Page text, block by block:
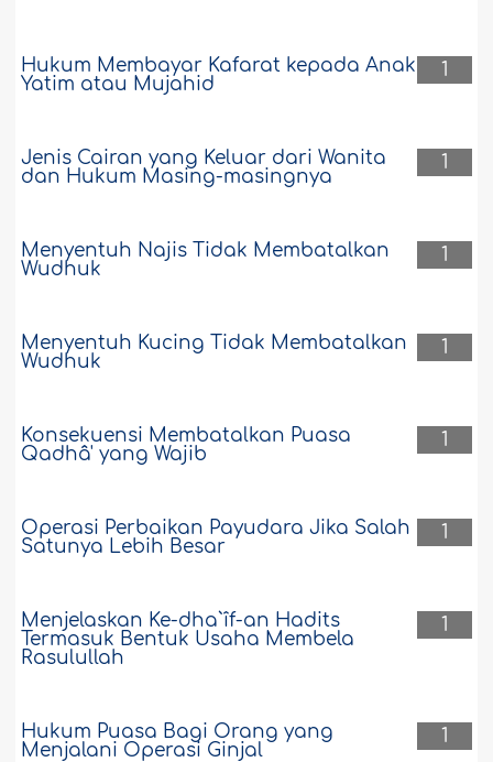
1
Hukum Membayar Kafarat kepada Anak
Yatim atau Mujahid
1
Jenis Cairan yang Keluar dari Wanita
dan Hukum Masing-masingnya
1
Menyentuh Najis Tidak Membatalkan
Wudhuk
1
Menyentuh Kucing Tidak Membatalkan
Wudhuk
1
Konsekuensi Membatalkan Puasa
Qadhâ' yang Wajib
1
Operasi Perbaikan Payudara Jika Salah
Satunya Lebih Besar
1
Menjelaskan Ke-dha`îf-an Hadits
Termasuk Bentuk Usaha Membela
Rasulullah
1
Hukum Puasa Bagi Orang yang
Menjalani Operasi Ginjal